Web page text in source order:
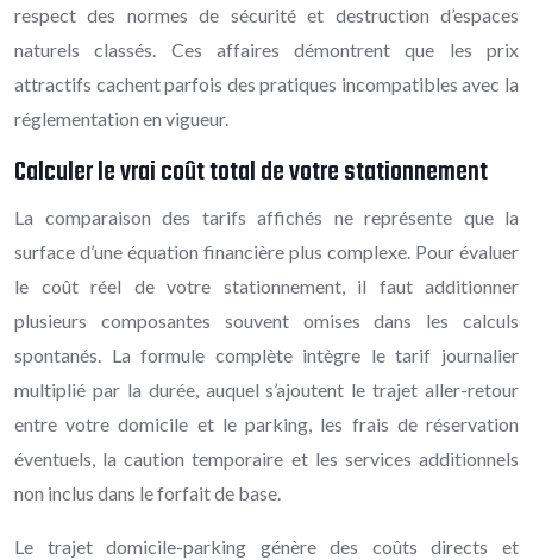
respect des normes de sécurité et destruction d’espaces
naturels classés. Ces affaires démontrent que les prix
attractifs cachent parfois des pratiques incompatibles avec la
réglementation en vigueur.
Calculer le vrai coût total de votre stationnement
La comparaison des tarifs affichés ne représente que la
surface d’une équation financière plus complexe. Pour évaluer
le coût réel de votre stationnement, il faut additionner
plusieurs composantes souvent omises dans les calculs
spontanés. La formule complète intègre le tarif journalier
multiplié par la durée, auquel s’ajoutent le trajet aller-retour
entre votre domicile et le parking, les frais de réservation
éventuels, la caution temporaire et les services additionnels
non inclus dans le forfait de base.
Le trajet domicile-parking génère des coûts directs et